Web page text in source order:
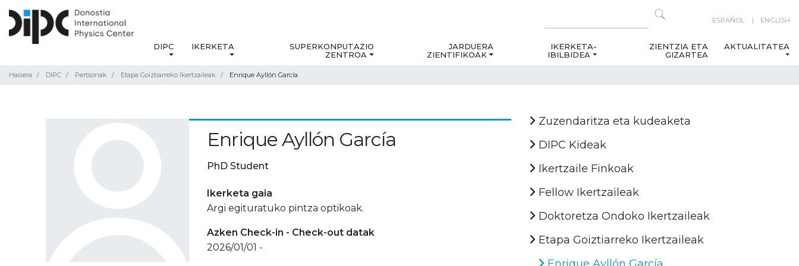
ESPAÑOL ENGLISH
DIPC IKERKETA
SUPERKONPUTAZIO
ZENTROA
JARDUERA
ZIENTIFIKOAK
IKERKETA-
IBILBIDEA
ZIENTZIA ETA
GIZARTEA
AKTUALITATEA
Hasiera DIPC Pertsonak Etapa Goiztiarreko Ikertzaileak Enrique Ayllón García
Enrique Ayllón García
PhD Student
Ikerketa gaia
Argi egituratuko pintza optikoak.
Azken Check-in - Check-out datak
2026/01/01 -
Zuzendaritza eta kudeaketa
DIPC Kideak
Ikertzaile Finkoak
Fellow Ikertzaileak
Doktoretza Ondoko Ikertzaileak
Etapa Goiztiarreko Ikertzaileak